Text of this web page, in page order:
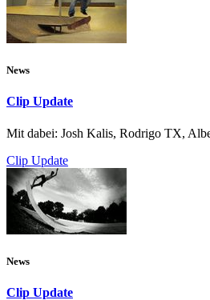
News
Clip Update
Mit dabei: Josh Kalis, Rodrigo TX,
Clip Update
News
Clip Update